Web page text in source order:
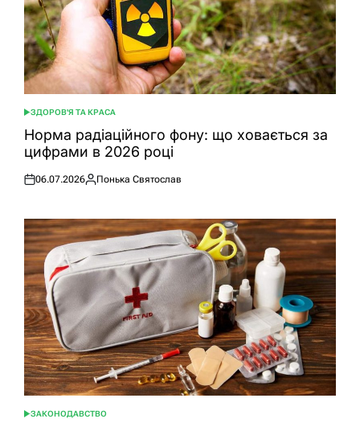
ОПУБЛІКУВАТИ
У
ЗДОРОВ'Я ТА КРАСА
Норма радіаційного фону: що ховається за
цифрами в 2026 році
Оприлюднено
06.07.2026
Опубліковано
Понька Святослав
ОПУБЛІКУВАТИ
ЗАКОНОДАВСТВО